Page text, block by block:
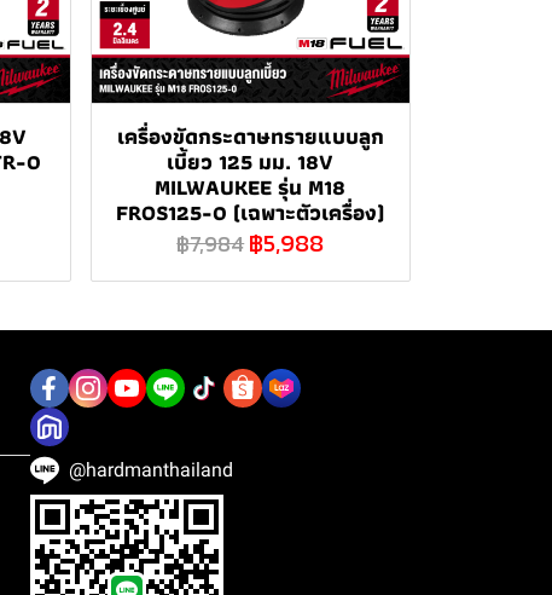
0
เครื่องขัดกระดาษทรายแบบลูก
เบี้ยว 125 มม. 18V
MILWAUKEE รุ่น M18
FROS125-0 (เฉพาะตัวเครื่อง)
฿7,984฿5,988
@hardmanthailand